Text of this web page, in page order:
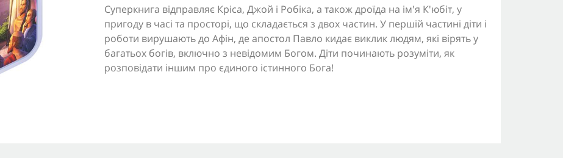
Суперкнига відправляє Кріса, Джой і Робіка, а також дроїда на ім'я К'юбіт, у
пригоду в часі та просторі, що складається з двох частин. У першій частині діти і
роботи вирушають до Афін, де апостол Павло кидає виклик людям, які вірять у
багатьох богів, включно з невідомим Богом. Діти починають розуміти, як
розповідати іншим про єдиного істинного Бога!